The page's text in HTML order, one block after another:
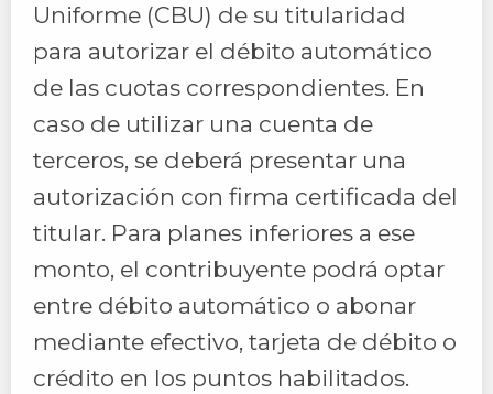
Uniforme (CBU) de su titularidad
para autorizar el débito automático
de las cuotas correspondientes. En
caso de utilizar una cuenta de
terceros, se deberá presentar una
autorización con firma certificada del
titular. Para planes inferiores a ese
monto, el contribuyente podrá optar
entre débito automático o abonar
mediante efectivo, tarjeta de débito o
crédito en los puntos habilitados.